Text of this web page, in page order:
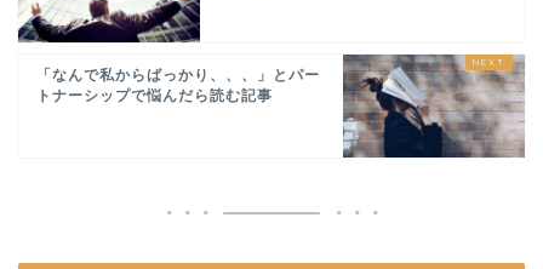
「なんで私からばっかり、、、」とパー
トナーシップで悩んだら読む記事